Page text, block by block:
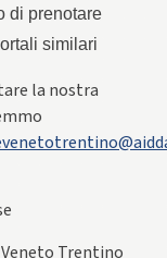
di prenotare
similari
la nostra
Veneto Trentino